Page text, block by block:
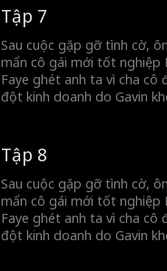
hôn, và dù cô cố gắng đẩy
dần yêu anh...
Tập 7
Sau cuộc gặp gỡ tình cờ,
mẩn cô gái mới tốt nghiệp
Faye ghét anh ta vì cha cô
đột kinh doanh do Gavin
hôn, và dù cô cố gắng đẩy
dần yêu anh...
Tập 8
Sau cuộc gặp gỡ tình cờ,
mẩn cô gái mới tốt nghiệp
Faye ghét anh ta vì cha cô
đột kinh doanh do Gavin